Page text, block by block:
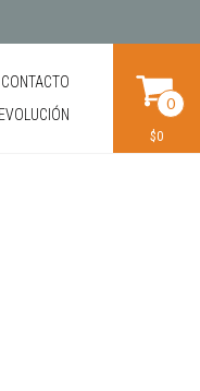
CONTACTO
0
$0